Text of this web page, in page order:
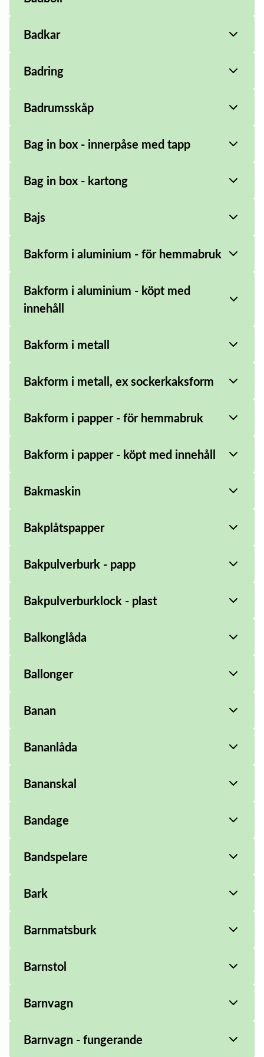
Badkar
Badring
Badrumsskåp
Bag in box - innerpåse med tapp
Bag in box - kartong
Bajs
Bakform i aluminium - för hemmabruk
Bakform i aluminium - köpt med
innehåll
Bakform i metall
Bakform i metall, ex sockerkaksform
Bakform i papper - för hemmabruk
Bakform i papper - köpt med innehåll
Bakmaskin
Bakplåtspapper
Bakpulverburk - papp
Bakpulverburklock - plast
Balkonglåda
Ballonger
Banan
Bananlåda
Bananskal
Bandage
Bandspelare
Bark
Barnmatsburk
Barnstol
Barnvagn
Barnvagn - fungerande